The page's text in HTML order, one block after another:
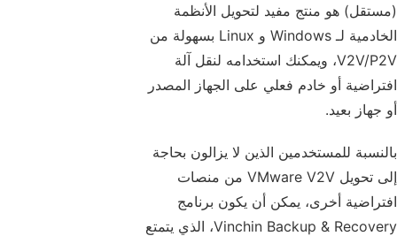
(مستقل) هو منتج مفيد لتحويل الأنظمة
الخادمية لـ Windows و Linux بسهولة من
V2V/P2V، ويمكنك استخدامه لنقل آلة
افتراضية أو خادم فعلي على الجهاز المصدر
أو جهاز بعيد.
بالنسبة للمستخدمين الذين لا يزالون بحاجة
إلى تحويل VMware V2V من منصات
افتراضية أخرى، يمكن أن يكون برنامج
Vinchin Backup & Recovery، الذي يتمتع